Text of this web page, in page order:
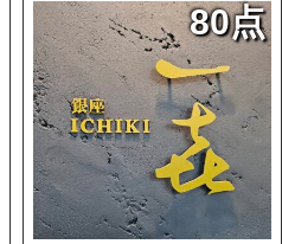
80点